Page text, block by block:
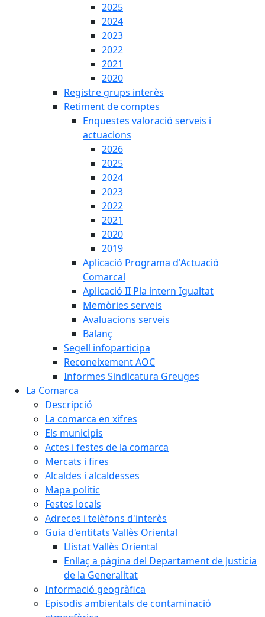
2025
2024
2023
2022
2021
2020
Registre grups interès
Retiment de comptes
Enquestes valoració serveis i
actuacions
2026
2025
2024
2023
2022
2021
2020
2019
Aplicació Programa d'Actuació
Comarcal
Aplicació II Pla intern Igualtat
Memòries serveis
Avaluacions serveis
Balanç
Segell infoparticipa
Reconeixement AOC
Informes Sindicatura Greuges
La Comarca
Descripció
La comarca en xifres
Els municipis
Actes i festes de la comarca
Mercats i fires
Alcaldes i alcaldesses
Mapa polític
Festes locals
Adreces i telèfons d'interès
Guia d'entitats Vallès Oriental
Llistat Vallès Oriental
Enllaç a pàgina del Departament de Justícia
de la Generalitat
Informació geogràfica
Episodis ambientals de contaminació